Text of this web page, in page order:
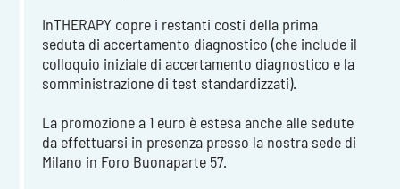
InTHERAPY copre i restanti costi della prima
seduta di accertamento diagnostico (che include il
colloquio iniziale di accertamento diagnostico e la
somministrazione di test standardizzati).
La promozione a 1 euro è estesa anche alle sedute
da effettuarsi in presenza presso la nostra sede di
Milano in Foro Buonaparte 57.